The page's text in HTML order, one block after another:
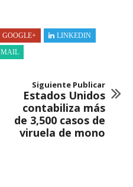
GOOGLE+
LINKEDIN
MAIL
Siguiente Publicar
Estados Unidos
contabiliza más
de 3,500 casos de
viruela de mono